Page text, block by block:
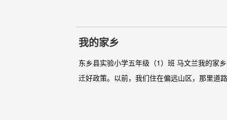
我的家乡
东乡县实验小学五年级（1）班 马文兰我的家
迁好政策。以前，我们住在偏远山区，那里道